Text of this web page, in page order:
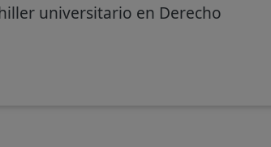
universitario en Derecho